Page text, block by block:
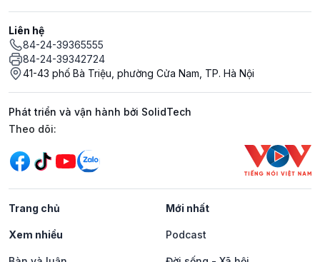
Liên hệ
84-24-39365555
84-24-39342724
41-43 phố Bà Triệu, phường Cửa Nam, TP. Hà Nội
Phát triển và vận hành bởi SolidTech
Mạng xã hội
Theo dõi:
Trang chủ Mới nhất
Xem nhiều Podcast